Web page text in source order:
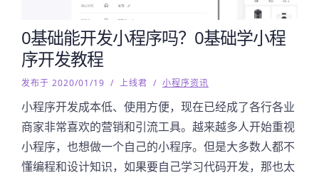
0基础能开发小程序吗？0基础学小程
序开发教程
发布于 2020/01/19 / 上线君 / 小程序资讯
小程序开发成本低、使用方便，现在已经成了各行各业
商家非常喜欢的营销和引流工具。越来越多人开始重视
小程序，也想做一个自己的小程序。但是大多数人都不
懂编程和设计知识，如果要自己学习代码开发，那也太